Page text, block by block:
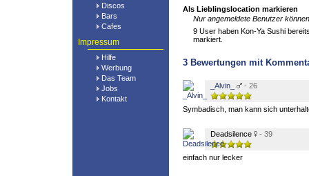
Discos
Bars
Cafes
Impressum
Hilfe
Werbung
Das Team
Jobs
Kontakt
Als Lieblingslocation markieren
Nur angemeldete Benutzer
9 User haben Kon-Ya Sushi
markiert.
3 Bewertungen mit
_Alvin_ - 26
Symbadisch, man kann sich
Deadsilence - 39
einfach nur lecker